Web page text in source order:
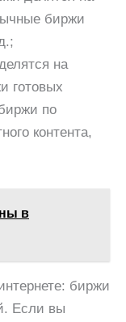
биржи
на
готовых
по
контента,
в
биржи
Если вы